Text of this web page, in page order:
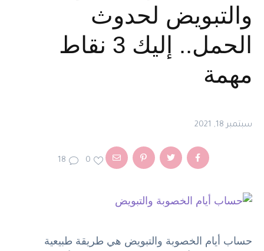
والتبويض لحدوث
الحمل.. إليك 3 نقاط
مهمة
سبتمبر 18, 2021
0
18
حساب أيام الخصوبة والتبويض هي طريقة طبيعية